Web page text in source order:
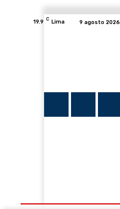
19.9 C Lima 9 agosto 2026